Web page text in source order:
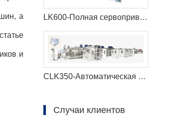
а
и
LK600-Полная сервоприводная машина для производства детских подгузников
CLK350-Автоматическая машина для производства менструальных трусов с полным сервоприводом
Случаи клиентов